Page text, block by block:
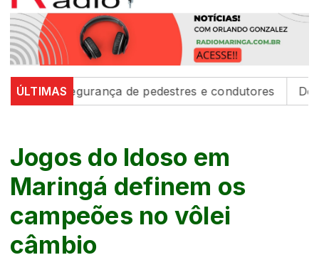
ÚLTIMAS
segurança de pedestres e condutores Defesa
Jogos do Idoso em
Maringá definem os
campeões no vôlei
câmbio